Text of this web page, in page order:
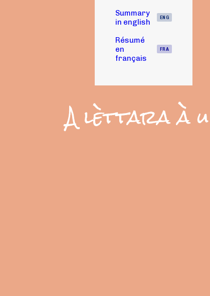
Summary
in english
ENG
Résumé
en
français
FRA
A lèttara à